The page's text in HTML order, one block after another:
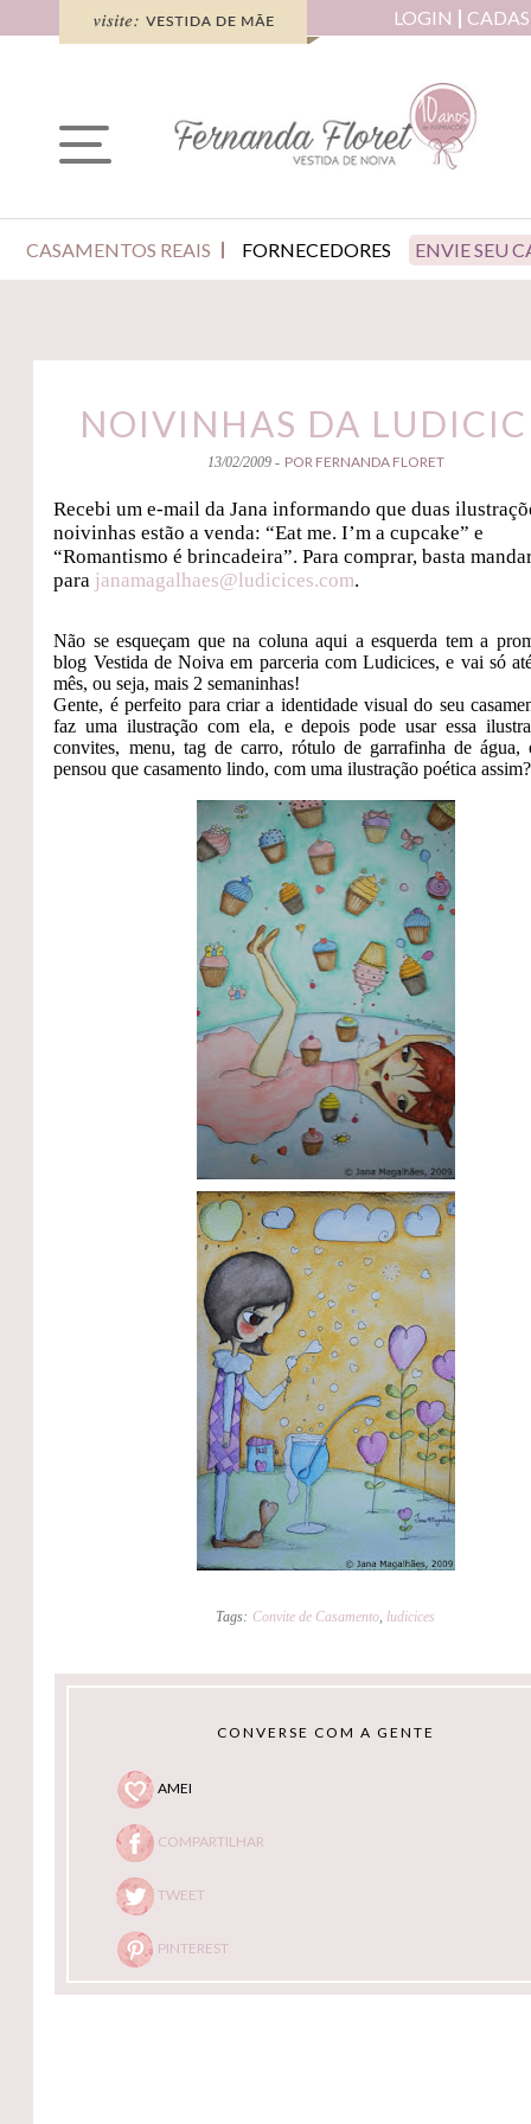
LOGIN
CASAMENTOS REAIS FORNECEDORES ENVIE SEU
NOIVINHAS DA
13/02/2009 - POR FERNANDA FLORET
Recebi um e-mail da Jana informando que duas
noivinhas estão a venda: “Eat me. I’m a cupcake” e
“Romantismo é brincadeira”. Para comprar, basta
para janamagalhaes@ludicices.com.
Não se esqueçam que na coluna aqui a esquerda tem a
blog Vestida de Noiva em parceria com Ludicices, e vai só
mês, ou seja, mais 2 semaninhas!
Gente, é perfeito para criar a identidade visual do seu
faz uma ilustração com ela, e depois pode usar essa
convites, menu, tag de carro, rótulo de garrafinha de água,
pensou que casamento lindo, com uma ilustração poética assim?
Tags: Convite de Casamento, ludicices
CONVERSE COM A GENTE
AMEI
COMPARTILHAR
TWEET
PINTEREST